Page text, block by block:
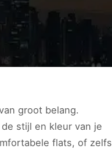
groot belang.
stijl en kleur van je
flats, of zelfs